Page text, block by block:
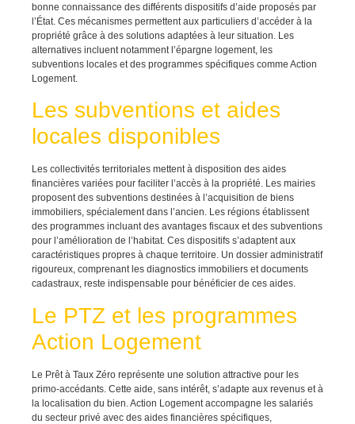
bonne connaissance des différents dispositifs d’aide proposés par
l’État. Ces mécanismes permettent aux particuliers d’accéder à la
propriété grâce à des solutions adaptées à leur situation. Les
alternatives incluent notamment l’épargne logement, les
subventions locales et des programmes spécifiques comme Action
Logement.
Les subventions et aides
locales disponibles
Les collectivités territoriales mettent à disposition des aides
financières variées pour faciliter l’accès à la propriété. Les mairies
proposent des subventions destinées à l’acquisition de biens
immobiliers, spécialement dans l’ancien. Les régions établissent
des programmes incluant des avantages fiscaux et des subventions
pour l’amélioration de l’habitat. Ces dispositifs s’adaptent aux
caractéristiques propres à chaque territoire. Un dossier administratif
rigoureux, comprenant les diagnostics immobiliers et documents
cadastraux, reste indispensable pour bénéficier de ces aides.
Le PTZ et les programmes
Action Logement
Le Prêt à Taux Zéro représente une solution attractive pour les
primo-accédants. Cette aide, sans intérêt, s’adapte aux revenus et à
la localisation du bien. Action Logement accompagne les salariés
du secteur privé avec des aides financières spécifiques,